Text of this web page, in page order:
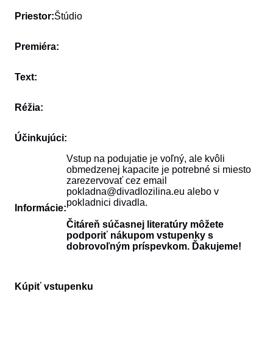
Priestor:Štúdio
Premiéra:
Text:
Réžia:
Účinkujúci:
Informácie:
Vstup na podujatie je voľný, ale kvôli
obmedzenej kapacite je potrebné si miesto
zarezervovať cez email
pokladna@divadlozilina.eu alebo v
pokladnici divadla.
Čitáreň súčasnej literatúry môžete
podporiť nákupom vstupenky s
dobrovoľným príspevkom. Ďakujeme!
Kúpiť vstupenku